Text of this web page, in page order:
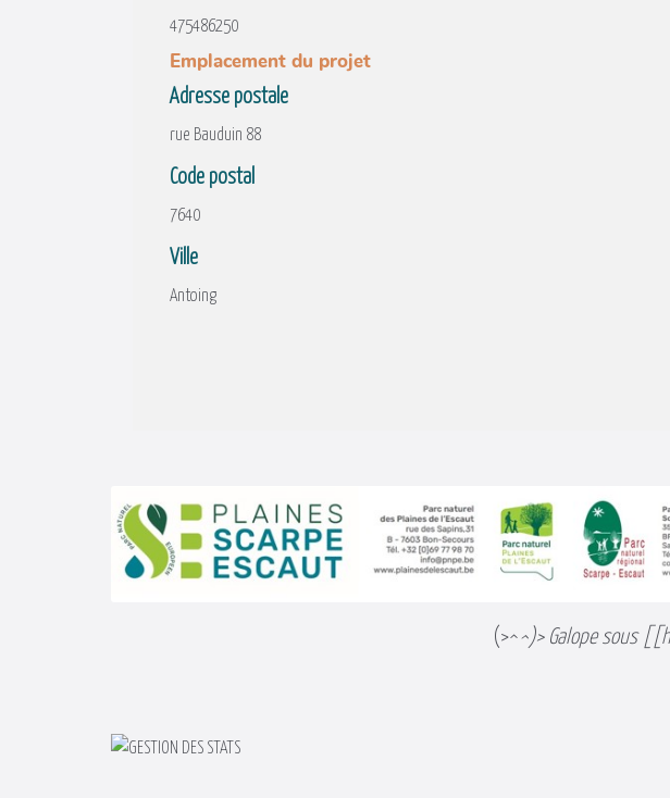
475486250
Emplacement du projet
Adresse postale
rue Bauduin 88
Code postal
7640
Ville
Antoing
(>^^)> Galope sous